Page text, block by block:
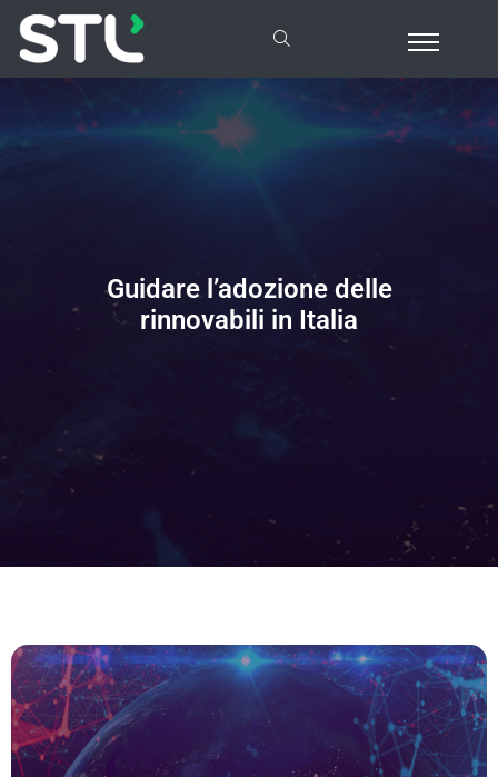
Guidarel’adozione delle
rinnovabili in Italia